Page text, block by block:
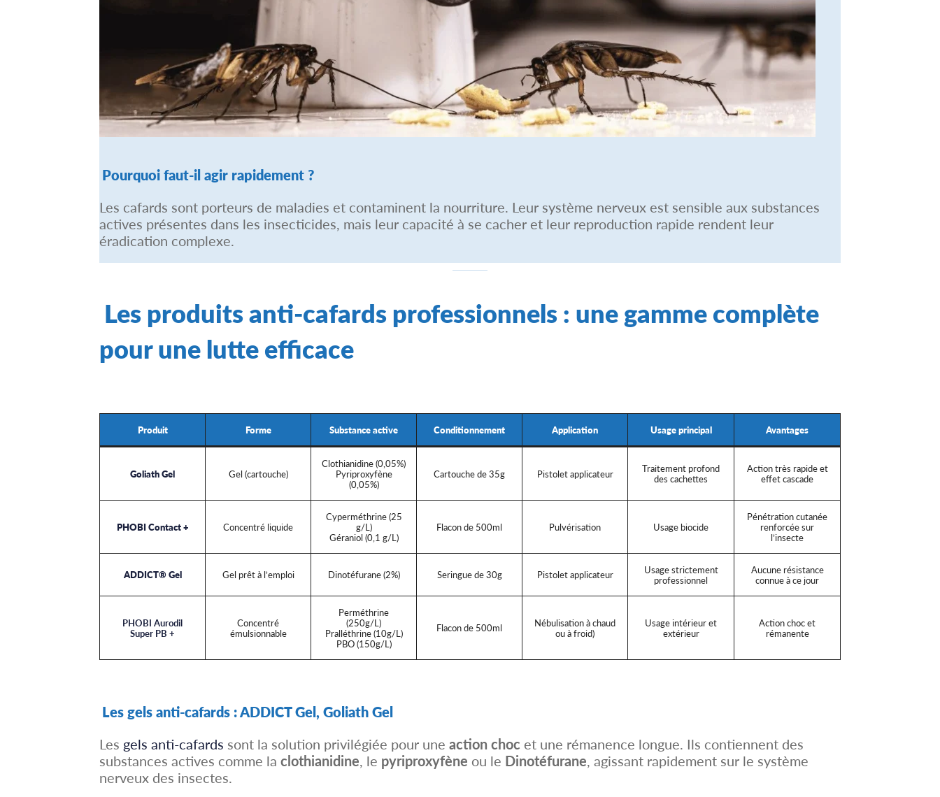
Pourquoi faut-il agir rapidement ?
Les cafards sont porteurs de maladies et contaminent la nourriture. Leur système nerveux est sensible aux substances
actives présentes dans les insecticides, mais leur capacité à se cacher et leur reproduction rapide rendent leur
éradication complexe.
Les produits anti-cafards professionnels : une gamme complète
pour une lutte efficace
Produit Forme Substance active Conditionnement Application Usage principal Avantages
Goliath Gel Gel (cartouche)
Clothianidine (0,05%)
Pyriproxyfène
(0,05%)
Cartouche de 35g Pistolet applicateur Traitement profond
des cachettes
Action très rapide et
effet cascade
PHOBI Contact + Concentré liquide
Cyperméthrine (25
g/L)
Géraniol (0,1 g/L)
Flacon de 500ml Pulvérisation Usage biocide
Pénétration cutanée
renforcée sur
l’insecte
ADDICT® Gel Gel prêt à l’emploi Dinotéfurane (2%) Seringue de 30g Pistolet applicateur Usage strictement
professionnel
Aucune résistance
connue à ce jour
PHOBI Aurodil
Super PB +
Concentré
émulsionnable
Perméthrine
(250g/L)
Pralléthrine (10g/L)
PBO (150g/L)
Flacon de 500ml Nébulisation à chaud
ou à froid)
Usage intérieur et
extérieur
Action choc et
rémanente
Les gels anti-cafards : ADDICT Gel, Goliath Gel
Les gels anti-cafards sont la solution privilégiée pour une action choc et une rémanence longue. Ils contiennent des
substances actives comme la clothianidine, le pyriproxyfène ou le Dinotéfurane, agissant rapidement sur le système
nerveux des insectes.